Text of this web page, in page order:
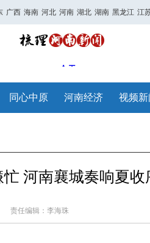
广西 海南 河北 河南 湖北 湖南 黑龙江 江
同心中原 河南经济 视频新
河南襄城奏响夏收
责任编辑：李海珠